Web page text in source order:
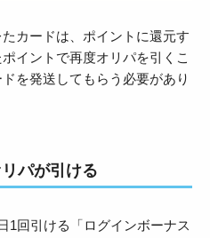
カードは、ポイントに還元す
イントで再度オリパを引くこ
を発送してもらう必要があり
パが引ける
1回引ける「ログインボーナス